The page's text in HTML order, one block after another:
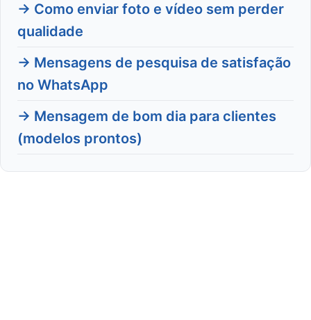
→ Como enviar foto e vídeo sem perder
qualidade
→ Mensagens de pesquisa de satisfação
no WhatsApp
→ Mensagem de bom dia para clientes
(modelos prontos)